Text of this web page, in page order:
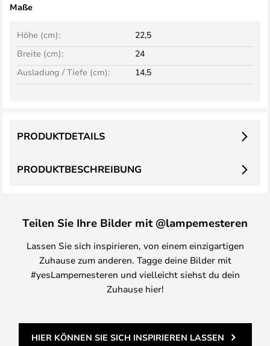
Maße
Breite (cm): 24
Höhe (cm): 22,5
Ausladung / Tiefe (cm): 14,5
PRODUKTBESCHREIBUNG
PRODUKTDETAILS
Teilen Sie Ihre Bilder mit @lampemesteren
Lassen Sie sich inspirieren, von einem einzigartigen
Zuhause zum anderen. Tagge deine Bilder mit
#yesLampemesteren und vielleicht siehst du dein
Zuhause hier!
HIER KÖNNEN SIE SICH INSPIRIEREN LASSEN